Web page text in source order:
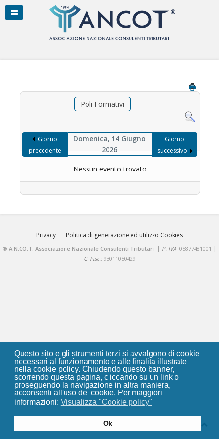
Questo sito e gli strumenti terzi si avvalgono di cookie
necessari al funzionamento e alle finalità illustrate
nella cookie policy. Chiudendo questo banner,
scorrendo questa pagina, cliccando su un link o
proseguendo la navigazione in altra maniera,
acconsenti all'uso dei cookie. Per maggiori
informazioni: Visualizza "Cookie policy"
Ok
Poli Formativi
Giorno
precedente
Domenica, 14 Giugno
2026
Giorno
successivo
Nessun evento trovato
Privacy Politica di generazione ed utilizzo Cookies
® A.N.CO.T. Associazione Nazionale Consulenti Tributari | P. IVA: 05877481001 |
C. Fisc.: 93011050429